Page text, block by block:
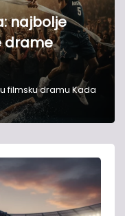
najbolje
drame
filmsku dramu Kada